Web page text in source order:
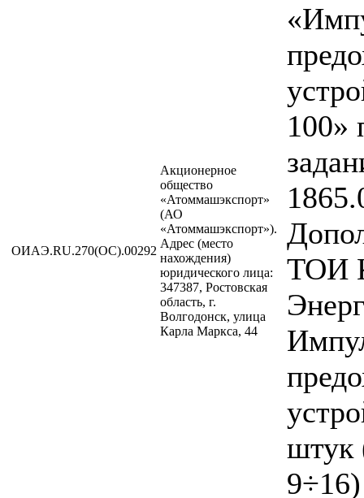
ОИАЭ.RU.270(ОС).00292
Акционерное
общество
«Атоммашэкспорт»
(АО
«Атоммашэкспорт»).
Адрес (место
нахождения)
юридического лица:
347387, Ростовская
область, г.
Волгодонск, улица
Карла Маркса, 44
100»
ТОИ
штук
9÷16)